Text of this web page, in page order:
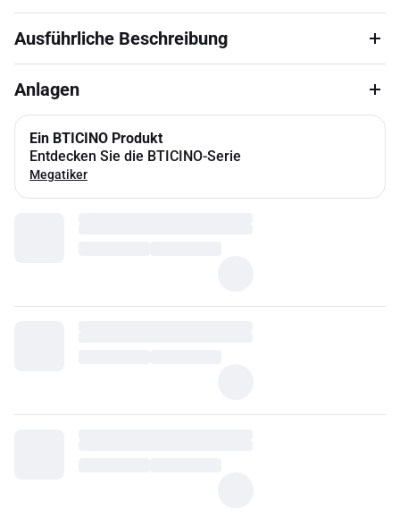
Ausführliche Beschreibung
Anlagen
Ein BTICINO Produkt
Entdecken Sie die BTICINO-Serie
Megatiker